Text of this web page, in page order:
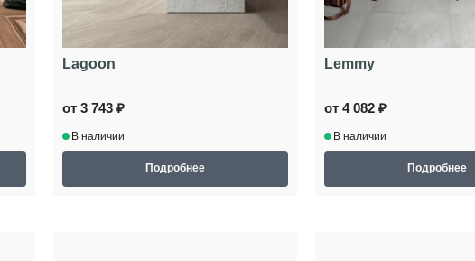
Lagoon
от 3 743 ₽
В наличии
Подробнее
Lemmy
от 4 082 ₽
В наличии
Подробнее